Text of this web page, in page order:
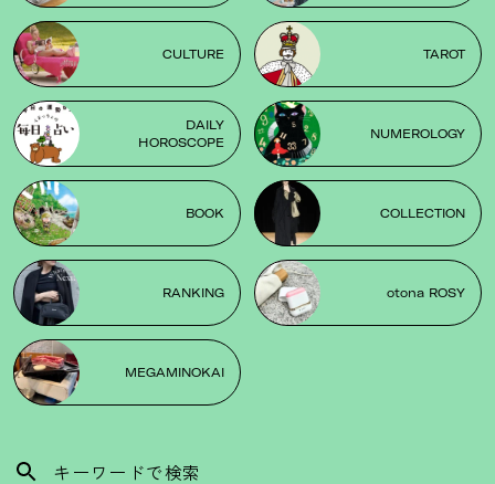
CULTURE TAROT
DAILY
HOROSCOPE
NUMEROLOGY
BOOK COLLECTION
RANKING otona ROSY
MEGAMINOKAI